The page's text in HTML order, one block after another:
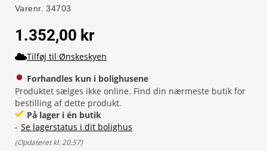
Varenr. 34703
1.352,00 kr
Tilføj til Ønskeskyen
Forhandles kun i bolighusene
Produktet sælges ikke online. Find din nærmeste butik for
bestilling af dette produkt.
På lager i én butik
- Se lagerstatus i dit bolighus
(Opdateret kl. 20.57)